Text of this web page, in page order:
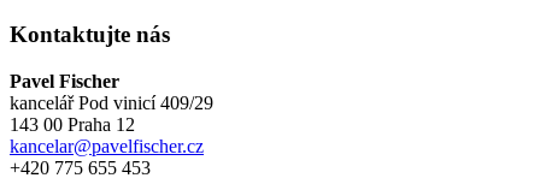
Kontaktujte nás
Pavel Fischer
kancelář Pod vinicí 409/29
143 00 Praha 12
kancelar@pavelfischer.cz
+420 775 655 453